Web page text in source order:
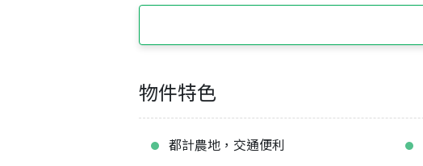
物件特色
都計農地，交通便利